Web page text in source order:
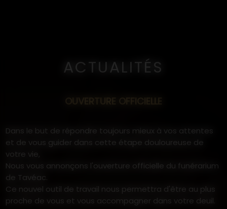
ACTUALITÉS
OUVERTURE OFFICIELLE
Dans le but de répondre toujours mieux à vos attentes
et de vous guider dans cette étape douloureuse de
votre vie,
Nous vous annonçons l'ouverture officielle du funérarium
de Tavéac.
Ce nouvel outil de travail nous permettra d'être au plus
proche de vous et vous accompagner dans votre deuil.